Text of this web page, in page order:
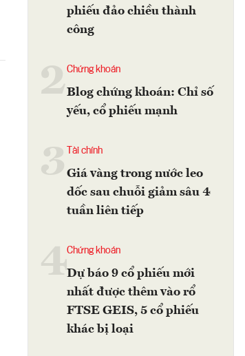
phiếu đảo chiều thành
công
2Chứng khoán
Blog chứng khoán: Chỉ số
yếu, cổ phiếu mạnh
Tài chính
Giá vàng trong nước leo
dốc sau chuỗi giảm sâu 4
tuần liên tiếp
4Chứng khoán
Dự báo 9 cổ phiếu mới
nhất được thêm vào rổ
FTSE GEIS, 5 cổ phiếu
khác bị loại